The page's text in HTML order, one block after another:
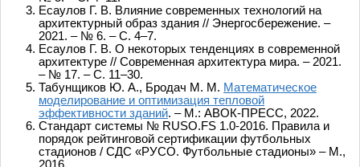
Есаулов Г. В. Влияние современных технологий на
архитектурный образ здания // Энергосбережение. –
2021. – № 6. – С. 4–7.
Есаулов Г. В. О некоторых тенденциях в современной
архитектуре // Современная архитектура мира. – 2021.
– № 17. – С. 11–30.
Табунщиков Ю. А., Бродач М. М. Математическое
моделирование и оптимизация тепловой
эффективности зданий. – М.: АВОК-ПРЕСС, 2022.
Стандарт системы № RUSO.FS 1.0-2016. Правила и
порядок рейтинговой сертификации футбольных
стадионов / СДС «РУСО. Футбольные стадионы» – М.,